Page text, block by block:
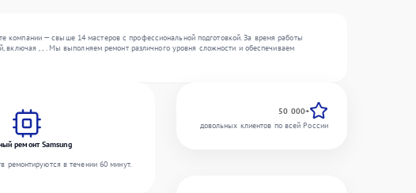
компании — свыше 14 мастеров с профессиональной подготовкой. За время работы
, , . Мы выполняем ремонт различного уровня сложности и обеспечиваем
ремонт Samsung
ремонтируются в течении 60 минут.
50 000+
довольных клиентов по всей России